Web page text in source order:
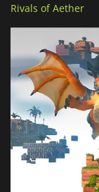
Rivals of Aether